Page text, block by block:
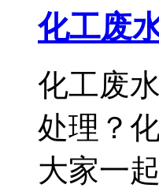
化工废
化工废
处理？
大家一